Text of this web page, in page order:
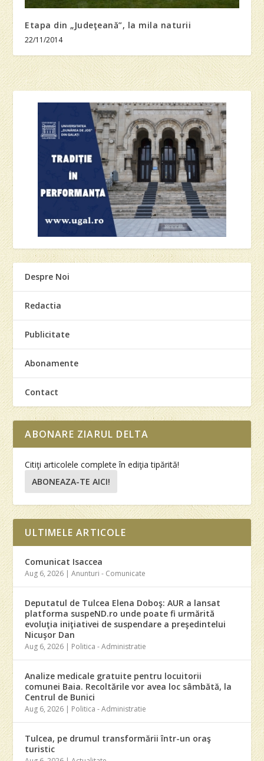
Etapa din „Judeţeană”, la mila naturii
22/11/2014
Despre Noi
Redactia
Publicitate
Abonamente
Contact
ABONARE ZIARUL DELTA
Citiţi articolele complete în ediţia tipărită!
ABONEAZA-TE AICI!
ULTIMELE ARTICOLE
Comunicat Isaccea
Aug 6, 2026 |Anunturi - Comunicate
Deputatul de Tulcea Elena Doboş: AUR a lansat
platforma suspeND.ro unde poate fi urmărită
evoluţia iniţiativei de suspendare a preşedintelui
Nicuşor Dan
Aug 6, 2026 | Politica - Administratie
Analize medicale gratuite pentru locuitorii
comunei Baia. Recoltările vor avea loc sâmbătă, la
Centrul de Bunici
Aug 6, 2026 | Politica - Administratie
Tulcea, pe drumul transformării într-un oraş
turistic